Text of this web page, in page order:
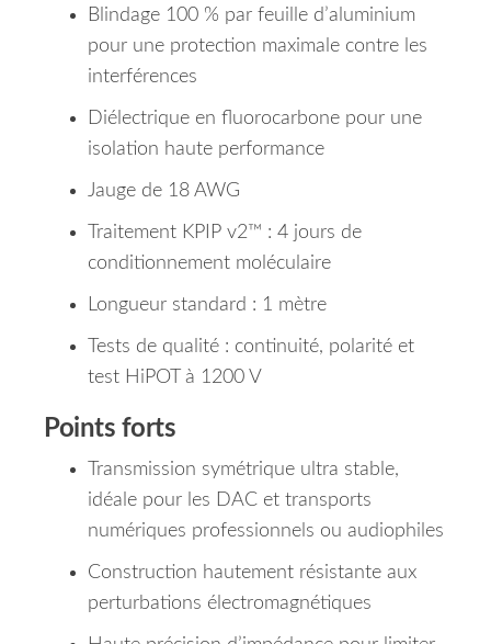
Blindage 100 % par feuille d’aluminium
pour une protection maximale contre les
interférences
Diélectrique en fluorocarbone pour une
isolation haute performance
Jauge de 18 AWG
Traitement KPIP v2™ : 4 jours de
conditionnement moléculaire
Longueur standard : 1 mètre
Tests de qualité : continuité, polarité et
test HiPOT à 1200 V
Points forts
Transmission symétrique ultra stable,
idéale pour les DAC et transports
numériques professionnels ou audiophiles
Construction hautement résistante aux
perturbations électromagnétiques